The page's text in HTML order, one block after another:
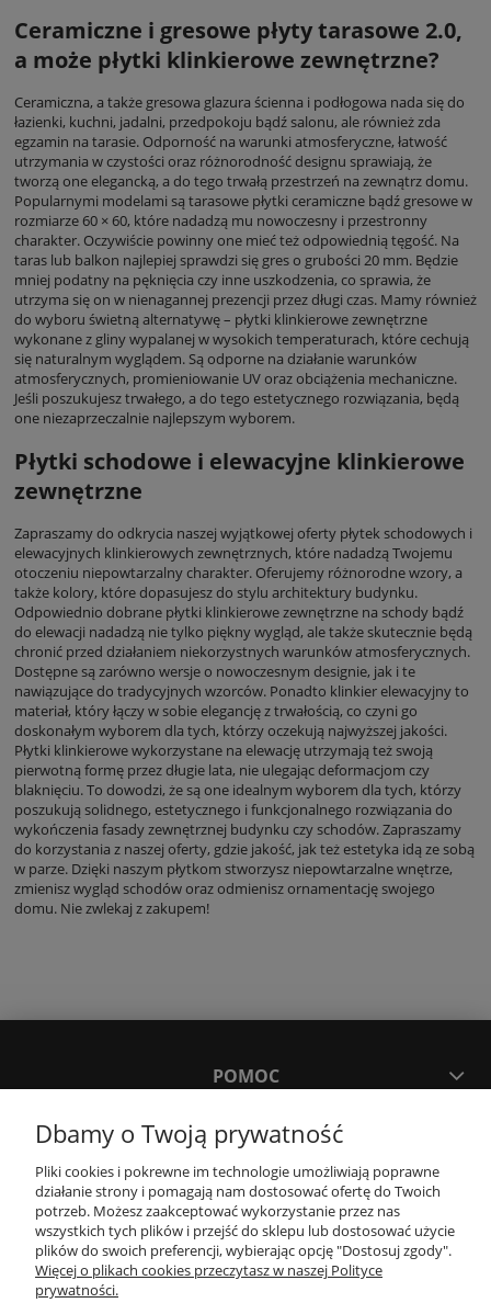
Ceramiczne i gresowe płyty tarasowe 2.0,
a może płytki klinkierowe zewnętrzne?
Ceramiczna, a także gresowa glazura ścienna i podłogowa nada się do
łazienki, kuchni, jadalni, przedpokoju bądź salonu, ale również zda
egzamin na tarasie. Odporność na warunki atmosferyczne, łatwość
utrzymania w czystości oraz różnorodność designu sprawiają, że
tworzą one elegancką, a do tego trwałą przestrzeń na zewnątrz domu.
Popularnymi modelami są tarasowe płytki ceramiczne bądź gresowe w
rozmiarze 60 × 60, które nadadzą mu nowoczesny i przestronny
charakter. Oczywiście powinny one mieć też odpowiednią tęgość. Na
taras lub balkon najlepiej sprawdzi się gres o grubości 20 mm. Będzie
mniej podatny na pęknięcia czy inne uszkodzenia, co sprawia, że
utrzyma się on w nienagannej prezencji przez długi czas. Mamy również
do wyboru świetną alternatywę – płytki klinkierowe zewnętrzne
wykonane z gliny wypalanej w wysokich temperaturach, które cechują
się naturalnym wyglądem. Są odporne na działanie warunków
atmosferycznych, promieniowanie UV oraz obciążenia mechaniczne.
Jeśli poszukujesz trwałego, a do tego estetycznego rozwiązania, będą
one niezaprzeczalnie najlepszym wyborem.
Płytki schodowe i elewacyjne klinkierowe
zewnętrzne
Zapraszamy do odkrycia naszej wyjątkowej oferty płytek schodowych i
elewacyjnych klinkierowych zewnętrznych, które nadadzą Twojemu
otoczeniu niepowtarzalny charakter. Oferujemy różnorodne wzory, a
także kolory, które dopasujesz do stylu architektury budynku.
Odpowiednio dobrane płytki klinkierowe zewnętrzne na schody bądź
do elewacji nadadzą nie tylko piękny wygląd, ale także skutecznie będą
chronić przed działaniem niekorzystnych warunków atmosferycznych.
Dostępne są zarówno wersje o nowoczesnym designie, jak i te
nawiązujące do tradycyjnych wzorców. Ponadto klinkier elewacyjny to
materiał, który łączy w sobie elegancję z trwałością, co czyni go
doskonałym wyborem dla tych, którzy oczekują najwyższej jakości.
Płytki klinkierowe wykorzystane na elewację utrzymają też swoją
pierwotną formę przez długie lata, nie ulegając deformacjom czy
blaknięciu. To dowodzi, że są one idealnym wyborem dla tych, którzy
poszukują solidnego, estetycznego i funkcjonalnego rozwiązania do
wykończenia fasady zewnętrznej budynku czy schodów. Zapraszamy
do korzystania z naszej oferty, gdzie jakość, jak też estetyka idą ze sobą
w parze. Dzięki naszym płytkom stworzysz niepowtarzalne wnętrze,
zmienisz wygląd schodów oraz odmienisz ornamentację swojego
domu. Nie zwlekaj z zakupem!
POMOC
MOJE KONTO
PŁATNOŚCI I DOSTAWA
KONTAKT
Dbamy o Twoją prywatność
Pliki cookies i pokrewne im technologie umożliwiają poprawne
działanie strony i pomagają nam dostosować ofertę do Twoich
potrzeb. Możesz zaakceptować wykorzystanie przez nas
wszystkich tych plików i przejść do sklepu lub dostosować użycie
plików do swoich preferencji, wybierając opcję "Dostosuj zgody".
Więcej o plikach cookies przeczytasz w naszej Polityce
prywatności.